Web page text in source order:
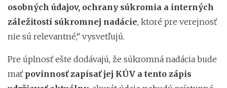
osobných údajov, ochrany súkromia a interných
záležitostí súkromnej nadácie, ktoré pre verejnosť
nie sú relevantné,“ vysvetľujú.
Pre úplnosť ešte dodávajú, že súkromná nadácia bude
mať povinnosť zapísať jej KÚV a tento zápis